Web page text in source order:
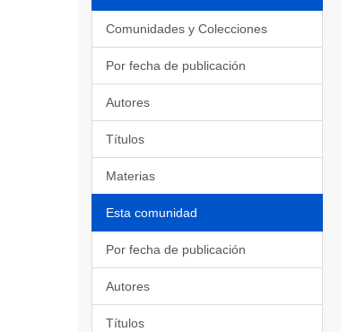
Comunidades y Colecciones
Por fecha de publicación
Autores
Títulos
Materias
Esta comunidad
Por fecha de publicación
Autores
Títulos